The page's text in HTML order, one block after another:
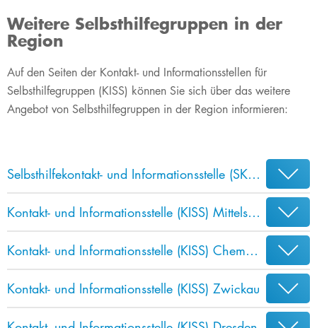
Weitere Selbsthilfegruppen in der
Region
Auf den Seiten der Kontakt- und Informationsstellen für
Selbsthilfegruppen (KISS) können Sie sich über das weitere
Angebot von Selbsthilfegruppen in der Region informieren:
Selbsthilfekontakt- und Informationsstelle (SKIS) Leipzig
Kontakt- und Informationsstelle (KISS) Mittelsachsen
Kontakt- und Informationsstelle (KISS) Chemnitz
Kontakt- und Informationsstelle (KISS) Zwickau